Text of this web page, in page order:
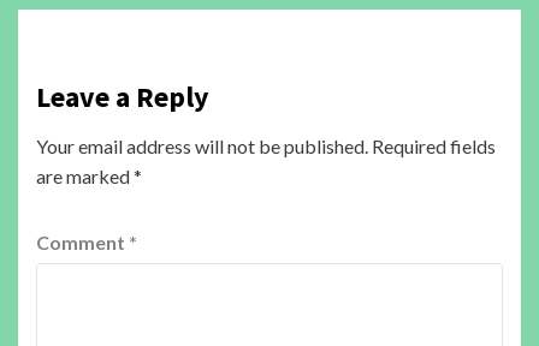
Leave a Reply
Your email address will not be published. Required fields
are marked*
Comment *